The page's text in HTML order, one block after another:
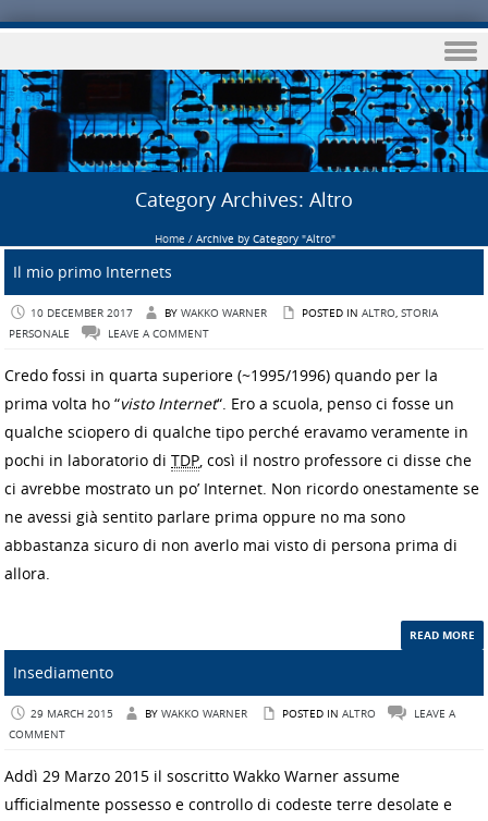
Skip to content
Category Archives: Altro
Home / Archive by Category "Altro"
Il mio primo Internets
10 DECEMBER 2017 BY WAKKO WARNER POSTED IN ALTRO, STORIA
PERSONALE
LEAVE A COMMENT
Credo fossi in quarta superiore (~1995/1996) quando per la
prima volta ho “visto Internet“. Ero a scuola, penso ci fosse un
qualche sciopero di qualche tipo perché eravamo veramente in
pochi in laboratorio di TDP, così il nostro professore ci disse che
ci avrebbe mostrato un po’ Internet. Non ricordo onestamente se
ne avessi già sentito parlare prima oppure no ma sono
abbastanza sicuro di non averlo mai visto di persona prima di
allora.
READ MORE
Insediamento
29 MARCH 2015 BY WAKKO WARNER POSTED IN ALTRO
LEAVE A
COMMENT
Addì 29 Marzo 2015 il soscritto Wakko Warner assume
ufficialmente possesso e controllo di codeste terre desolate e